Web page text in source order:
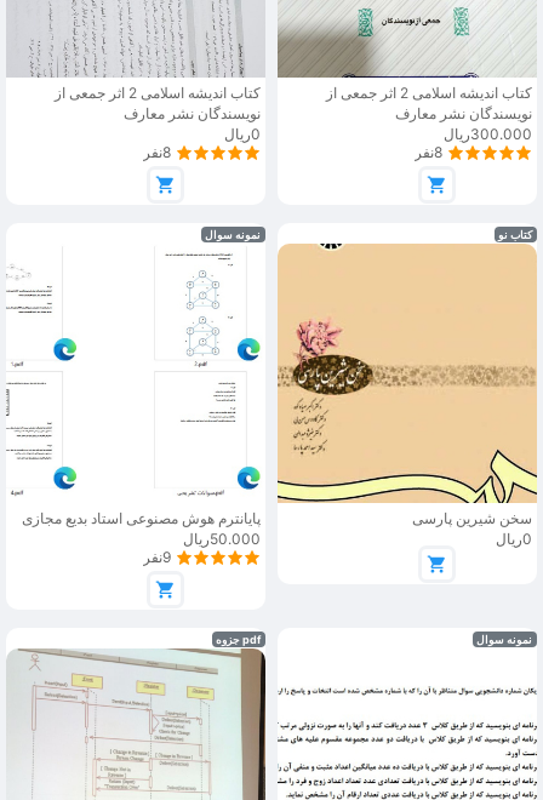
کتاب اندیشه اسلامی 2 اثر جمعی از
نویسندگان نشر معارف
300.000ریال
8نفر
کتاب اندیشه اسلامی 2 اثر جمعی از
نویسندگان نشر معارف
0ریال
8نفر
کتاب نو
سخن شیرین پارسی
0ریال
نمونه سوال
پایانترم هوش مصنوعی استاد بدیع مجازی
50.000ریال
9نفر
نمونه سوال pdf جزوه